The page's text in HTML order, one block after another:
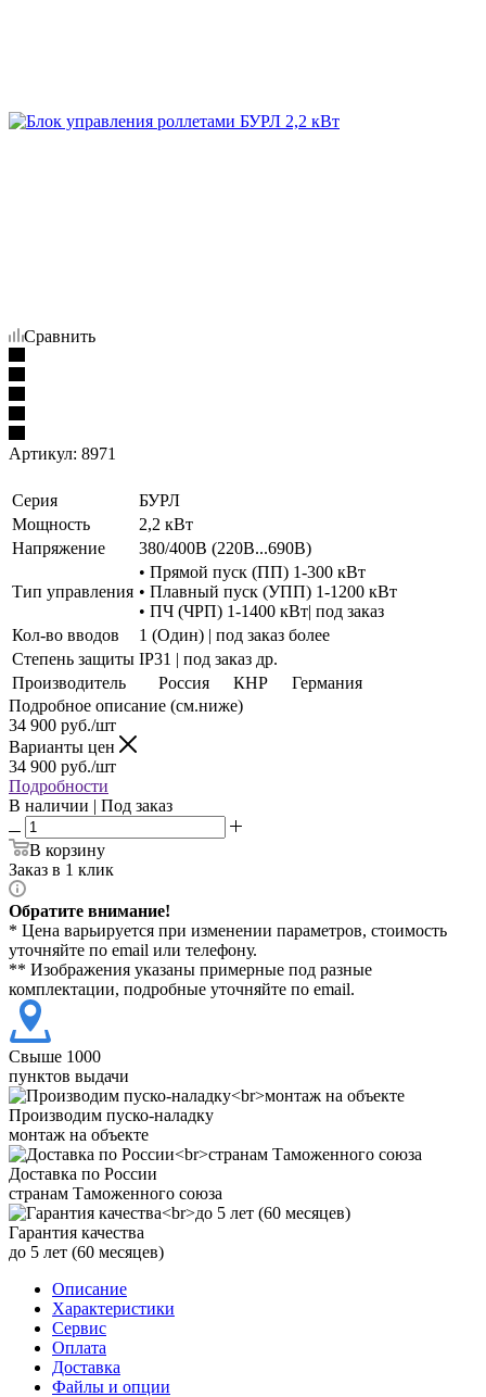
Сравнить
Артикул: 8971
Серия
БУРЛ
Мощность
2,2 кВт
Напряжение
380/400В (220В...690В)
Тип управления
• Прямой пуск (ПП) 1-300 кВт
• Плавный пуск (УПП) 1-1200 кВт
• ПЧ (ЧРП) 1-1400 кВт| под заказ
Кол-во вводов
1 (Один) | под заказ более
Степень защиты IP31 | под заказ др.
Производитель
Россия КНР
Германия
Подробное описание (см.ниже)
34 900 руб./шт
Варианты цен
34 900 руб./шт
Подробности
В наличии | Под заказ
В корзину
Заказ в 1 клик
Обратите внимание!
* Цена варьируется при изменении параметров, стоимость
уточняйте по email или телефону.
** Изображения указаны примерные под разные
комплектации, подробные уточняйте по email.
Свыше 1000
пунктов выдачи
Производим пуско-наладку
монтаж на объекте
Доставка по России
странам Таможенного союза
Гарантия качества
до 5 лет (60 месяцев)
Описание
Характеристики
Сервис
Оплата
Доставка
Файлы и опции